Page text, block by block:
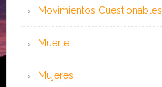
Movimientos Cuestionables
Muerte
Mujeres